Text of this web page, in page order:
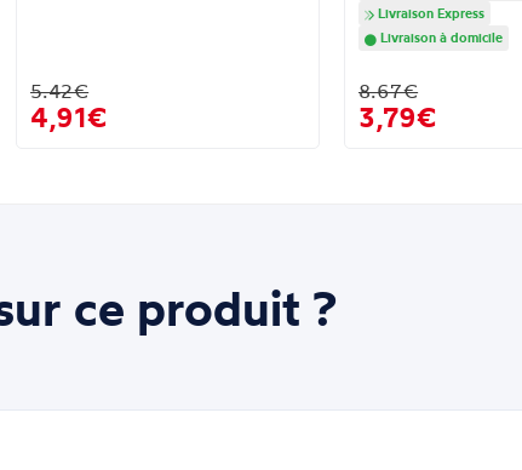
5.42€
4,91€
Livraison Express
Livraison à domicile
8.67€
3,79€
ce produit ?